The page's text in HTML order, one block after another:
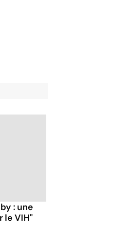
: une
le VIH"